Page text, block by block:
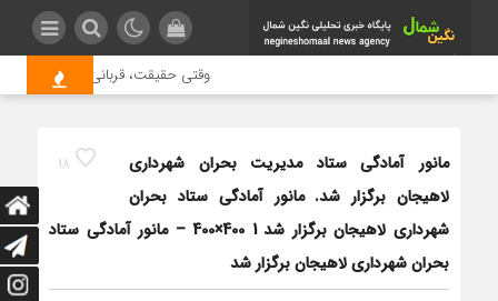
وقتی حقیقت، قربانی بازدید بیشتر
18
مانور آمادگی ستاد مدیریت بحران شهرداری
لاهیجان برگزار شد. مانور آمادگی ستاد بحران
شهرداری لاهیجان برگزار شد 1 400×400 – مانور آمادگی ستاد
بحران شهرداری لاهیجان برگزار شد